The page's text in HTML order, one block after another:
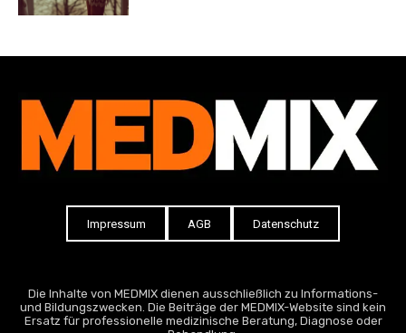
Impressum AGB Datenschutz
Die Inhalte von MEDMIX dienen ausschließlich zu Informations-
und Bildungszwecken. Die Beiträge der MEDMIX-Website sind kein
Ersatz für professionelle medizinische Beratung, Diagnose oder